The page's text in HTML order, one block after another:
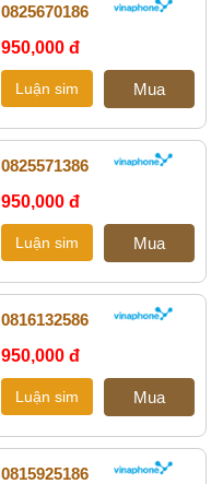
0825670186
950,000 đ
0825571386
950,000 đ
0816132586
950,000 đ
0815925186